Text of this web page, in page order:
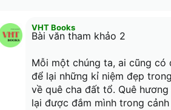
Trebuchet MS
VHT Books
Bài văn tham khảo 2
Mỗi một chúng ta, ai cũng có
để lại những kỉ niệm đẹp
về quê cha đất tổ. Quê
lại được đắm mình trong